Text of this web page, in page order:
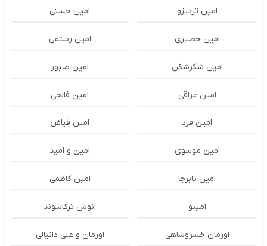
امین تردیزو امین حسنی
امین حصیری امین رستمی
امین شکرشکن امین صبور
امین عراقی امین فالجی
امین فرد امین فیاض
امین موسوی امین و امید
امین پابرجا امین کاظمی
امینو انوش ترکاشوند
اورمان خسروشاهی اورمان و علی دانیالی